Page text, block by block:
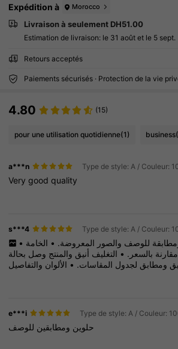
Expédition à Morocco
Livraison à seulement DH51.00
Estimation de livraison: le 31 août et le 5 sept.
Retours acceptés
Paiements sécurisés · Protection de la vie
4.80 (15)
pour une utilisation quotidienne(1) business
a***n
Verygoodquality
s***4
• للوصف والصور المعروضة. • الخامة
مقارنة بالسعر. • التغليف أنيق والمنتج وصل بحالة
ومطابق لجدول المقاسات. • الألوان والتفاصيل
المتوقعة دون أيمشاكل
e***i
حلوين ومطابقين للوصف